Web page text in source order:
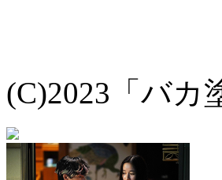
(C)2023「バカ